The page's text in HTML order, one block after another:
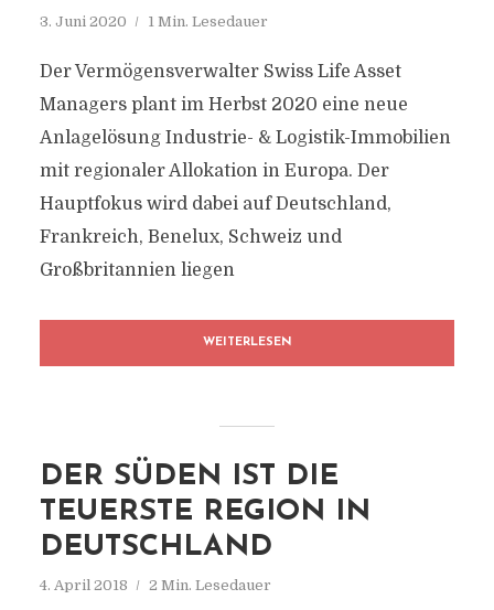
3. Juni 2020 1 Min. Lesedauer
Der Vermögensverwalter Swiss Life Asset
Managers plant im Herbst 2020 eine neue
Anlagelösung Industrie- & Logistik-Immobilien
mit regionaler Allokation in Europa. Der
Hauptfokus wird dabei auf Deutschland,
Frankreich, Benelux, Schweiz und
Großbritannien liegen
WEITERLESEN
DER SÜDEN IST DIE
TEUERSTE REGION IN
DEUTSCHLAND
4. April 2018 2 Min. Lesedauer